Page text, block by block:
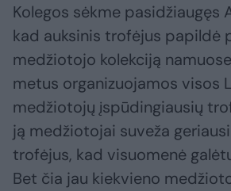
Kolegos sėkme pasidžiaugęs
kad auksinis trofėjus papildė
medžiotojo kolekciją
metus organizuojamos visos
medžiotojų įspūdingiausių
ją medžiotojai suveža
trofėjus, kad visuomenė
Bet čia jau kiekvieno